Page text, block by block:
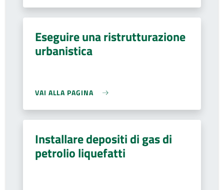
Eseguire una ristrutturazione
urbanistica
VAI ALLA PAGINA
Installare depositi di gas di
petrolio liquefatti